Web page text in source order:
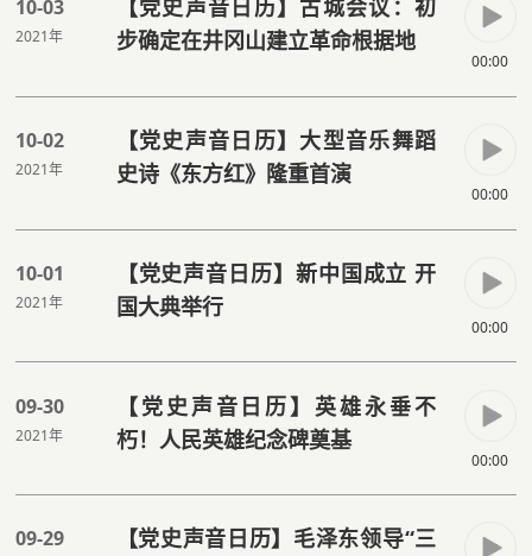
10-03
2021年
【党史声音日历】古城会议：初
步确定在井冈山建立革命根据地
00:00
10-02
2021年
【党史声音日历】大型音乐舞蹈
史诗《东方红》隆重首演
00:00
10-01
2021年
【党史声音日历】新中国成立 开
国大典举行
00:00
09-30
2021年
【党史声音日历】英雄永垂不
朽！人民英雄纪念碑奠基
00:00
09-29
【党史声音日历】毛泽东领导“三